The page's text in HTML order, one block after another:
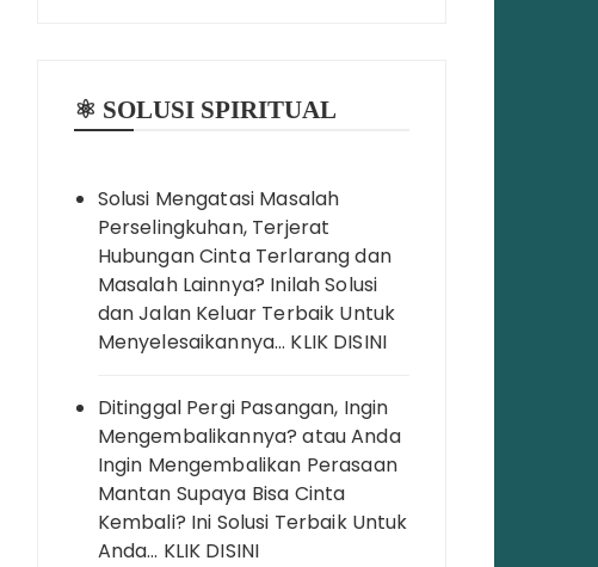
⚛️ SOLUSI SPIRITUAL
Solusi Mengatasi Masalah
Perselingkuhan, Terjerat
Hubungan Cinta Terlarang dan
Masalah Lainnya? Inilah Solusi
dan Jalan Keluar Terbaik Untuk
Menyelesaikannya… KLIK DISINI
Ditinggal Pergi Pasangan, Ingin
Mengembalikannya? atau Anda
Ingin Mengembalikan Perasaan
Mantan Supaya Bisa Cinta
Kembali? Ini Solusi Terbaik Untuk
Anda… KLIK DISINI